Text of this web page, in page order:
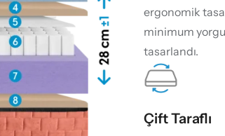
ergonomik
minimum
tasarlandı.
Çift Taraflı